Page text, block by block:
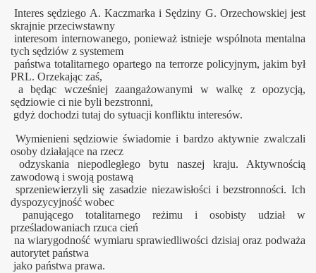
Interes sędziego A. Kaczmarka i Sędziny G. Orzechowskiej jest
skrajnie przeciwstawny
interesom internowanego, ponieważ istnieje wspólnota mentalna
tych sędziów z systemem
państwa totalitarnego opartego na terrorze policyjnym, jakim był
PRL. Orzekając zaś,
a będąc wcześniej zaangażowanymi w walkę z opozycją,
sędziowie ci nie byli bezstronni,
gdyż dochodzi tutaj do sytuacji konfliktu interesów.
Wymienieni sędziowie świadomie i bardzo aktywnie zwalczali
osoby działające na rzecz
odzyskania niepodległego bytu naszej kraju. Aktywnością
zawodową i swoją postawą
sprzeniewierzyli się zasadzie niezawisłości i bezstronności. Ich
dyspozycyjność wobec
panującego totalitarnego reżimu i osobisty udział w
prześladowaniach rzuca cień
na wiarygodność wymiaru sprawiedliwości dzisiaj oraz podważa
autorytet państwa
jako państwa prawa.